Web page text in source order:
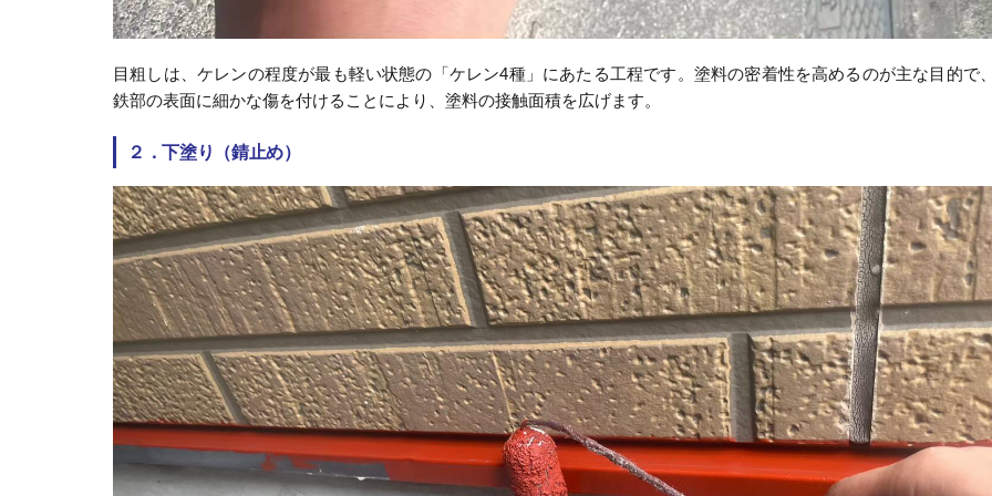
目粗しは、ケレンの程度が最も軽い状態の「ケレン4種」にあたる工程です。塗料の密着性を高めるのが主な目的で
鉄部の表面に細かな傷を付けることにより、塗料の接触面積を広げます。
２．下塗り（錆止め）